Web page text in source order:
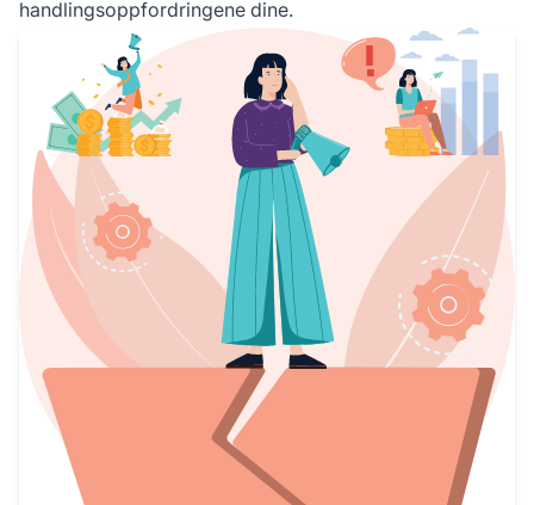
handlingsoppfordringene dine.